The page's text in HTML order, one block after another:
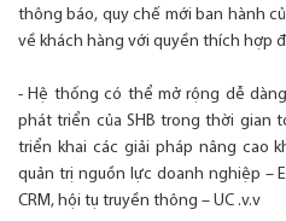
thông báo, quy chế mới ban hành
về khách hàng với quyền thích hợp
- Hệ thống có thể mở rộng dễ
phát triển của SHB trong thời gian
triển khai các giải pháp nâng cao
quản trị nguồn lực doanh nghiệp –
CRM, hội tụ truyền thông – UC .v.v